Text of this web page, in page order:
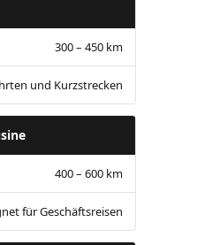
300 – 450 km
und Kurzstrecken
400 – 600 km
für Geschäftsreisen